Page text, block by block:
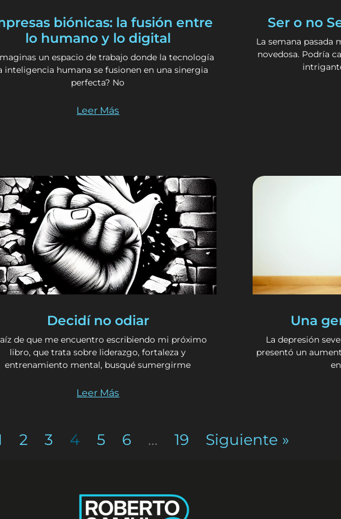
biónicas: la fusión entre
lo humano y lo digital
un espacio de trabajo donde la tecnología
inteligencia humana se fusionen en una sinergia
perfecta? No
Leer Más
Ser o no
La semana pasada
novedosa. Podría
Decidí no odiar
de que me encuentro escribiendo mi próximo
libro, que trata sobre liderazgo, fortaleza y
entrenamiento mental, busqué sumergirme
Leer Más
Una
La depresión
presentó un
2 3 4 5 6 … 19 Siguiente »